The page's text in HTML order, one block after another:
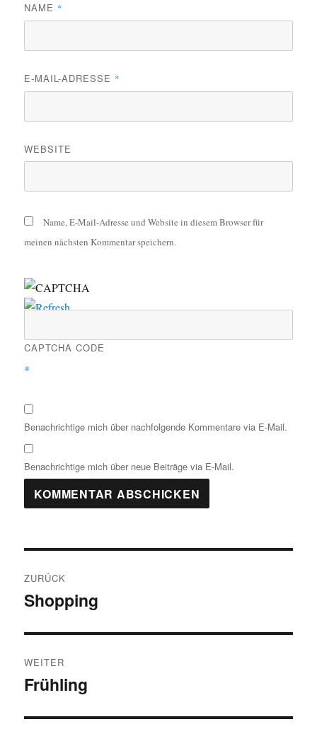
NAME *
E-MAIL-ADRESSE *
WEBSITE
Name, E-Mail-Adresse und Website in diesem Browser für
meinen nächsten Kommentar speichern.
CAPTCHA CODE
*
Benachrichtige mich über nachfolgende Kommentare via E-Mail.
Benachrichtige mich über neue Beiträge via E-Mail.
ZURÜCK
Vorheriger
Shopping
WEITER
Nächster
Frühling